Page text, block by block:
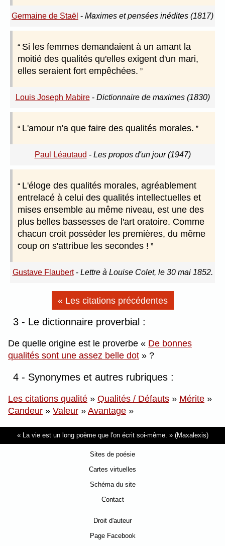
Germaine de Staël - Maximes et pensées inédites (1817)
Si les femmes demandaient à un amant la
moitié des qualités qu'elles exigent d'un mari,
elles seraient fort empêchées.
Louis Joseph Mabire- Dictionnaire de maximes (1830)
L'amour n'a que faire des qualités morales.
Paul Léautaud - Les propos d'un jour (1947)
L'éloge des qualités morales, agréablement
entrelacé à celui des qualités intellectuelles et
mises ensemble au même niveau, est une des
plus belles bassesses de l'art oratoire. Comme
chacun croit posséder les premières, du même
coup on s'attribue les secondes !
Gustave Flaubert- Lettre à Louise Colet, le 30 mai 1852.
« Les citations précédentes
3 - Le dictionnaire proverbial :
De quelle origine est le proverbe
De bonnes
qualités sont une assez belle dot
?
4 - Synonymes et autres rubriques :
Les citations qualité » Qualités / Défauts » Mérite »
Candeur » Valeur » Avantage »
La vie est un long poème que l'on écrit soi-même. (Maxalexis)
Sites de poésie
Cartes virtuelles
Schéma du site
Contact
Droit d'auteur
Page Facebook